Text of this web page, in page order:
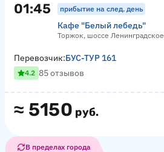
01:45 прибытие на след. день
Кафе "Белый лебедь"
Торжок, шоссе Ленинградское
≈ 5150 руб.
Перевозчик:БУС-ТУР 161
4.2 85 отзывов
В пределах города